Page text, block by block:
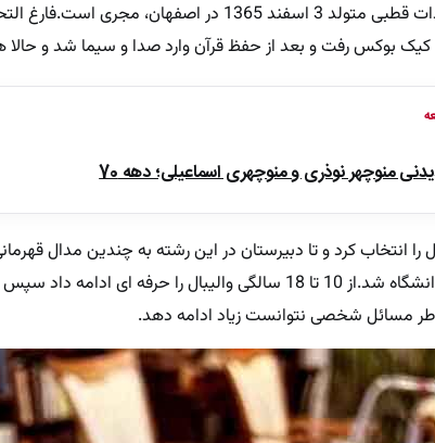
به گزارش پلاس ، ستاره سادات قطبی متولد 3 اسفند
کیک بوکس رفت و بعد از حفظ قرآن وارد صدا و سیما شد و
منوچهر نوذری و منوچهری اسماعیلی؛ دهه 70
را انتخاب کرد و تا دبیرستان در این رشته به چندین مدال
اما در رشته خبرنگاری وارد دانشگاه شد.از 10 تا 18 سالگی
مسائل شخصی نتوانست زیاد ادامه دهد.